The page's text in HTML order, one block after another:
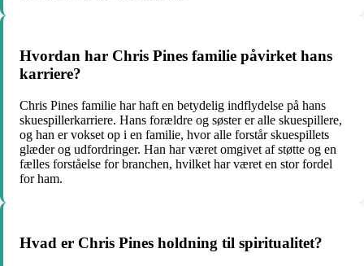
Hvordan har Chris Pines familie påvirket hans
karriere?
Chris Pines familie har haft en betydelig indflydelse på hans
skuespillerkarriere. Hans forældre og søster er alle skuespillere,
og han er vokset op i en familie, hvor alle forstår skuespillets
glæder og udfordringer. Han har været omgivet af støtte og en
fælles forståelse for branchen, hvilket har været en stor fordel
for ham.
Hvad er Chris Pines holdning til spiritualitet?